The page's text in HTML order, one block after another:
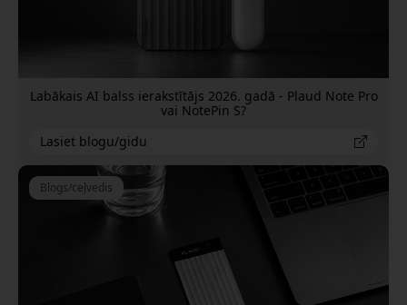
Labākais AI balss ierakstītājs 2026. gadā - Plaud Note Pro
vai NotePin S?
Lasiet blogu/gidu
Blogs/ceļvedis